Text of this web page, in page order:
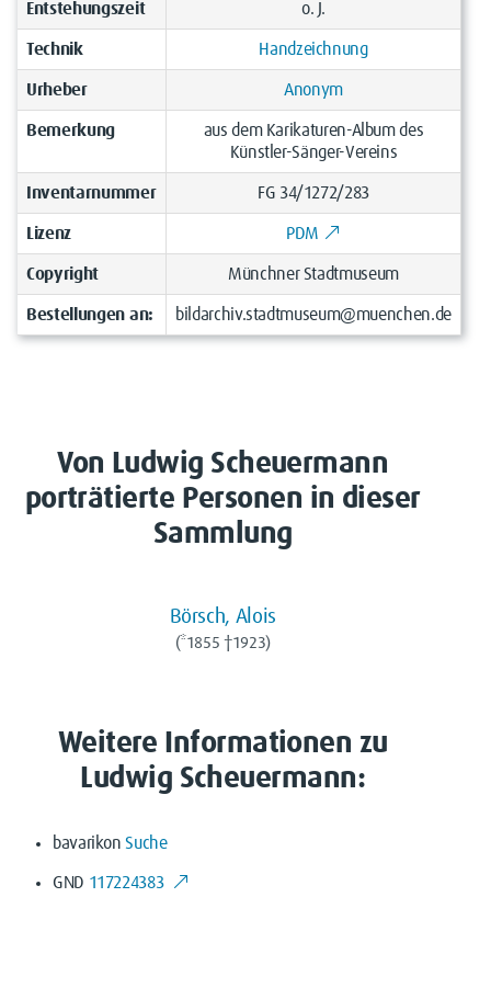
Entstehungszeit o. J.
Technik Handzeichnung
Urheber Anonym
Bemerkung
aus dem Karikaturen-Album des
Künstler-Sänger-Vereins
Inventarnummer FG 34/1272/283
Lizenz PDM
Copyright Münchner Stadtmuseum
Bestellungen an: bildarchiv.stadtmuseum@muenchen.de
Von Ludwig Scheuermann
porträtierte Personen in dieser
Sammlung
Börsch, Alois
(*1855 †1923)
Weitere Informationen zu
Ludwig Scheuermann:
bavarikonSuche
GND 117224383